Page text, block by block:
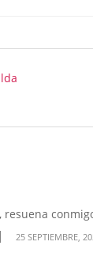
25 SEPTIEMBRE,